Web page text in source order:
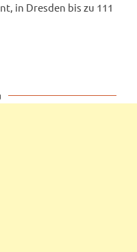
in Dresden bis zu 111